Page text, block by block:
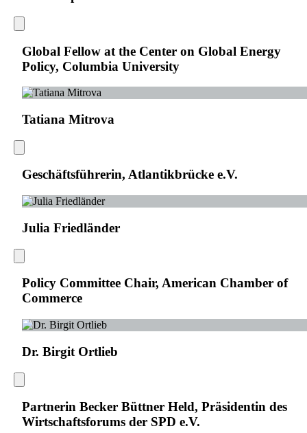
Global Fellow at the Center on Global Energy
Policy, Columbia University
Tatiana Mitrova
Geschäftsführerin, Atlantikbrücke e.V.
Julia Friedländer
Policy Committee Chair, American Chamber of
Commerce
Dr. Birgit Ortlieb
Partnerin Becker Büttner Held, Präsidentin des
Wirtschaftsforums der SPD e.V.